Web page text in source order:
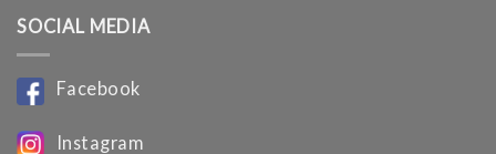
SOCIAL MEDIA
Facebook
Instagram